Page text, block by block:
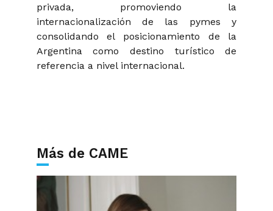
privada, promoviendo la
internacionalización de las pymes y
consolidando el posicionamiento de la
Argentina como destino turístico de
referencia a nivel internacional.
Más de CAME